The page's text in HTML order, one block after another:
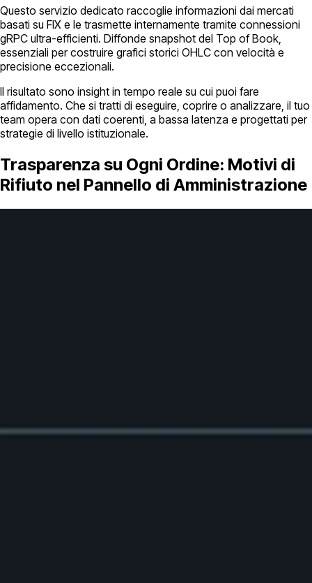
Questo servizio dedicato raccoglie informazioni dai mercati
basati su FIX e le trasmette internamente tramite connessioni
gRPC ultra-efficienti. Diffonde snapshot del Top of Book,
essenziali per costruire grafici storici OHLC con velocità e
precisione eccezionali.
Il risultato sono insight in tempo reale su cui puoi fare
affidamento. Che si tratti di eseguire, coprire o analizzare, il tuo
team opera con dati coerenti, a bassa latenza e progettati per
strategie di livello istituzionale.
Trasparenza su Ogni Ordine: Motivi di
Rifiuto nel Pannello di Amministrazione